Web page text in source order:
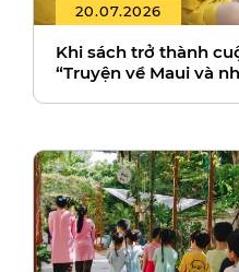
20.07.2026
Khi sách trở thành
“Truyện về Maui và